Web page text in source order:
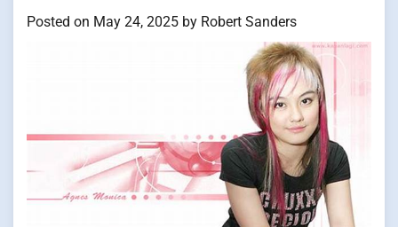
Posted on May 24, 2025 by Robert Sanders